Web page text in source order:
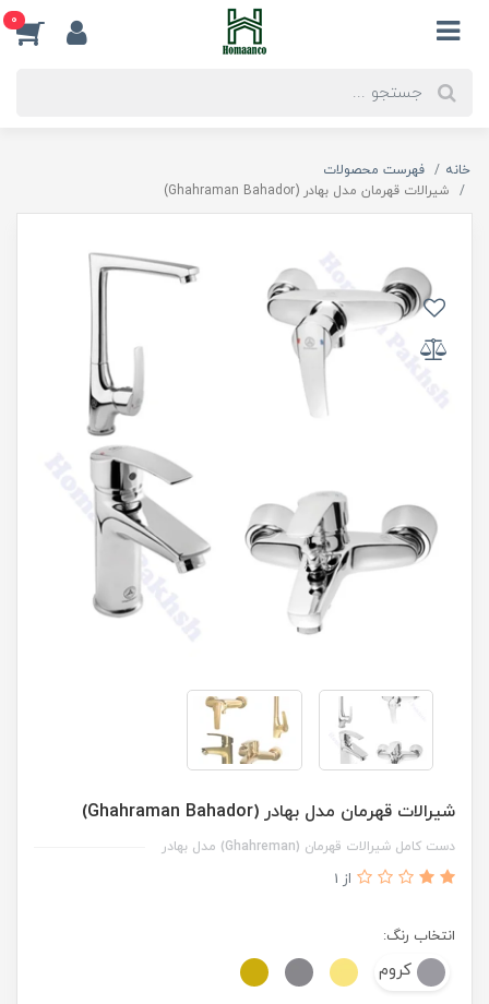
0
خانه
فهرست محصولات
شیرالات قهرمان مدل بهادر (Ghahraman Bahador)
شیرالات قهرمان مدل بهادر (Ghahraman Bahador)
دست کامل شیرالات قهرمان (Ghahreman) مدل بهادر
از 1
انتخاب رنگ:
کروم